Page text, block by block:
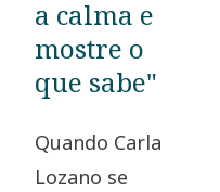
a calma e
mostre o
que sabe"
Quando Carla
Lozano se